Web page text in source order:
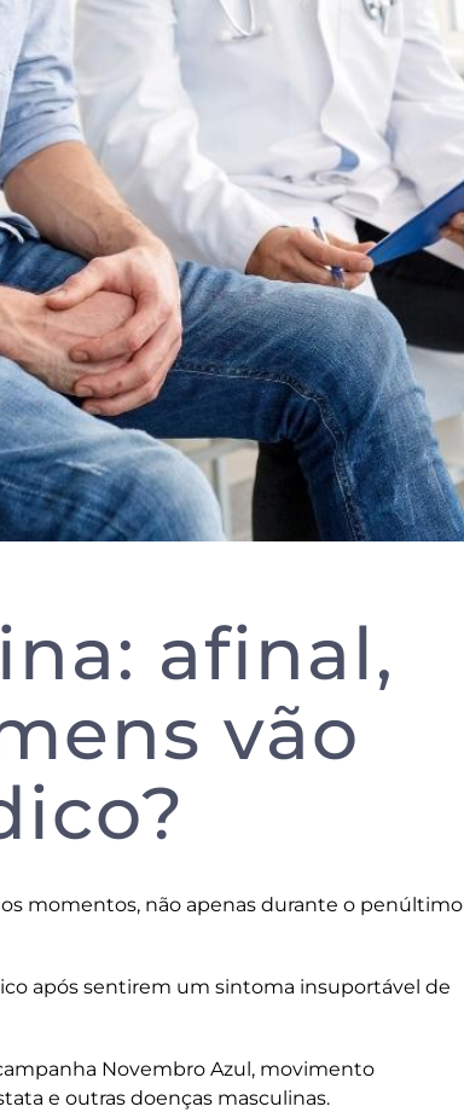
afinal,
vão
momentos, não apenas durante o penúltimo
após sentirem um sintoma insuportável de
Novembro Azul, movimento
e outras doenças masculinas.